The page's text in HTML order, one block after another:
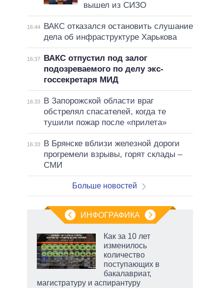
вышел из СИЗО
16:44
ВАКС отказался остановить слушание
дела об инфраструктуре Харькова
16:37
ВАКС отпустил под залог
подозреваемого по делу экс-
госсекретаря МИД
16:33
В Запорожской области враг
обстрелял спасателей, когда те
тушили пожар после «прилета»
16:33
В Брянске вблизи железной дороги
прогремели взрывы, горят склады –
СМИ
Больше новостей
ИНФОГРАФИКА
Как за 10 лет
изменилось
количество
поступающих в
бакалавриат,
магистратуру и аспирантуру